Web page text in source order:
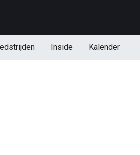
Inside Kalender